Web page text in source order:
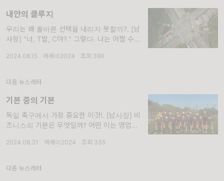
내안의 클루지
우리는 왜 올바른 선택을 내리지 못할까?. [남
사장] "너, T발, C야?." 그렇다. 나는 어쩔 수
가 많다. 아주 차갑게, 이성적으로만 이야기를
2024.08.15 에세이2024 조회 399
다음 뉴스레터
기본 중의 기본
독일 축구에서 가장 중요한 이것!. [남사장] 비
즈니스의 기본은 무엇일까? 어떤 이는 영업이
는 아이템 또는 돈이라고 한다. 비즈니스는 복
2024.08.31 에세이2024 조회 335
다른 뉴스레터